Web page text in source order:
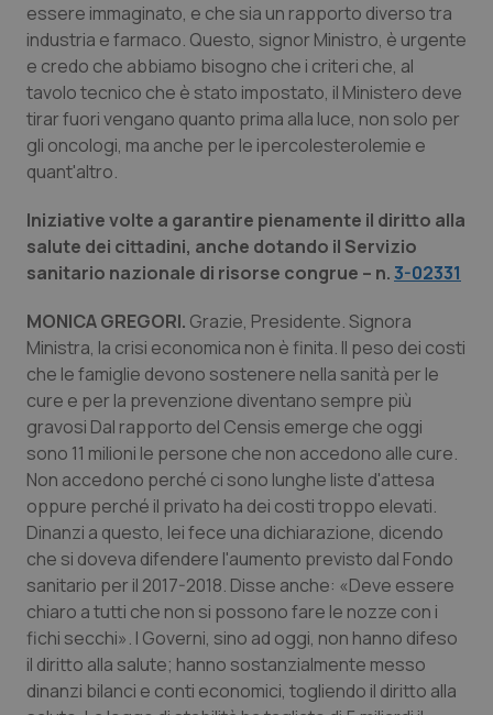
essere immaginato, e che sia un rapporto diverso tra
industria e farmaco. Questo, signor Ministro, è urgente
e credo che abbiamo bisogno che i criteri che, al
tavolo tecnico che è stato impostato, il Ministero deve
tirar fuori vengano quanto prima alla luce, non solo per
gli oncologi, ma anche per le ipercolesterolemie e
quant'altro.
Iniziative volte a garantire pienamente il diritto alla
salute dei cittadini, anche dotando il Servizio
sanitario nazionale di risorse congrue – n.3-02331
MONICA GREGORI. Grazie, Presidente. Signora
Ministra, la crisi economica non è finita. Il peso dei costi
che le famiglie devono sostenere nella sanità per le
cure e per la prevenzione diventano sempre più
gravosi Dal rapporto del Censis emerge che oggi
sono 11 milioni le persone che non accedono alle cure.
Non accedono perché ci sono lunghe liste d'attesa
oppure perché il privato ha dei costi troppo elevati.
Dinanzi a questo, lei fece una dichiarazione, dicendo
che si doveva difendere l'aumento previsto dal Fondo
sanitario per il 2017-2018. Disse anche: «Deve essere
chiaro a tutti che non si possono fare le nozze con i
fichi secchi». I Governi, sino ad oggi, non hanno difeso
il diritto alla salute; hanno sostanzialmente messo
dinanzi bilanci e conti economici, togliendo il diritto alla